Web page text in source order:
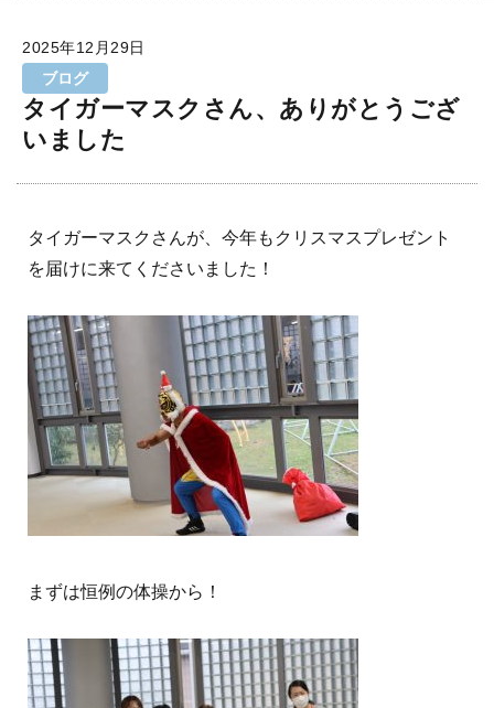
2025年12月29日
ブログ
タイガーマスクさん、ありがとうござ
いました
タイガーマスクさんが、今年もクリスマスプレゼント
を届けに来てくださいました！
まずは恒例の体操から！